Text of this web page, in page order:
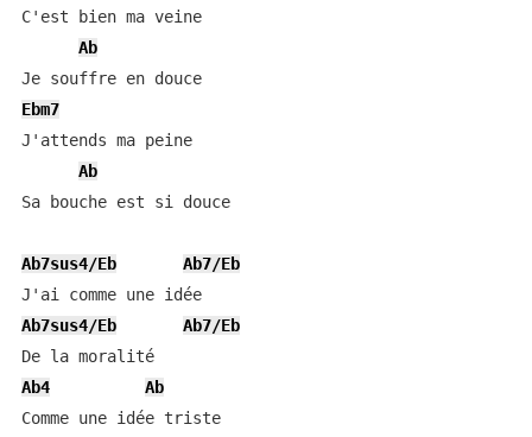
C'est bien ma veine
Ab
Je souffre en douce
Ebm7
J'attends ma peine
Ab
Sa bouche est si douce
Ab7sus4/Eb
Ab7/Eb
J'ai comme une idée
Ab7sus4/Eb
Ab7/Eb
De la moralité
Ab4
Ab
Comme une idée triste